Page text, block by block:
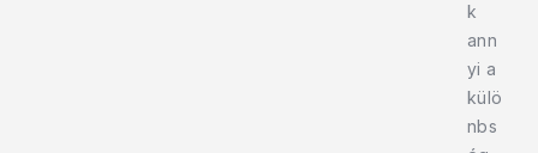
k
ann
yi a
külö
nbs